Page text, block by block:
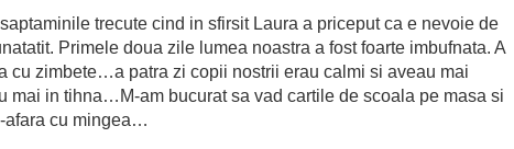
trecute cind in sfirsit Laura a priceput ca e nevoie de
Primele doua zile lumea noastra a fost foarte imbufnata. A
cu zimbete…a patra zi copii nostrii erau calmi si aveau mai
mai in tihna…M-am bucurat sa vad cartile de scoala pe masa si
afara cu mingea…